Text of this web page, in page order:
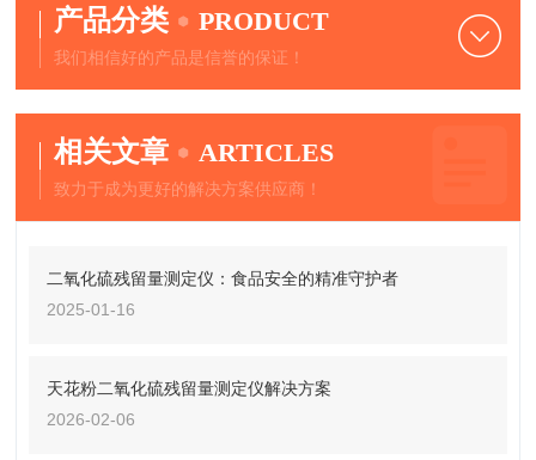
产品分类 PRODUCT
我们相信好的产品是信誉的保证！
相关文章 ARTICLES
致力于成为更好的解决方案供应商！
二氧化硫残留量测定仪：食品安全的精准守护者
2025-01-16
天花粉二氧化硫残留量测定仪解决方案
2026-02-06